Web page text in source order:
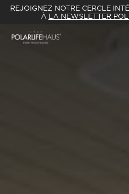
REJOIGNEZ NOTRE CERCLE
À LA NEWSLETTER